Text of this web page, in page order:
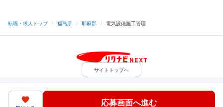
転職・求人トップ / 福島県 / 耶麻郡 / 電気設備施工管理
応募画面へ進む
サイトトップへ
中途採用をご検討の企業様
ヘルプ・お問い合わせ